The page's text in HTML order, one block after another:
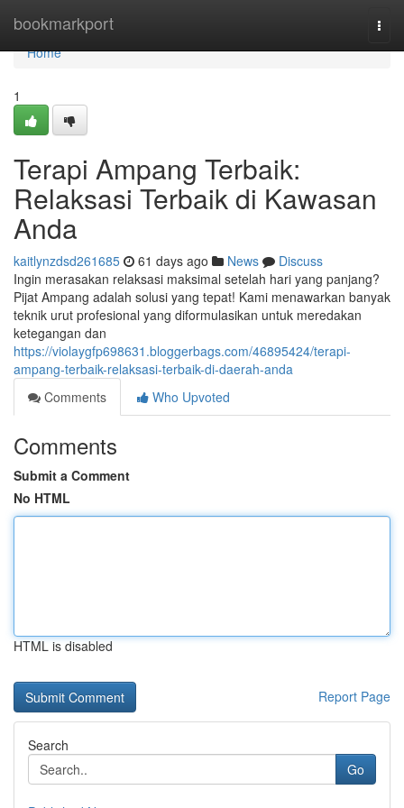
bookmarkport
Home
Home
1
Terapi Ampang Terbaik:
Relaksasi Terbaik di Kawasan
Anda
kaitlynzdsd261685 61 days ago News
Discuss
Ingin merasakan relaksasi maksimal setelah hari yang panjang?
Pijat Ampang adalah solusi yang tepat! Kami menawarkan banyak
teknik urut profesional yang diformulasikan untuk meredakan
ketegangan dan
https://violaygfp698631.bloggerbags.com/46895424/terapi-
ampang-terbaik-relaksasi-terbaik-di-daerah-anda
Comments
Who Upvoted
Comments
Submit a Comment
No HTML
HTML is disabled
Report Page
Search
Go